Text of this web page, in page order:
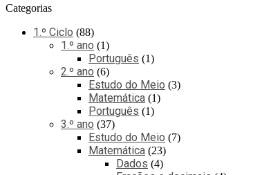
Categorias
1.º Ciclo 88
1.º ano 1
Português 1
2.º ano 6
Estudo do Meio 3
Matemática 1
Português 1
3.º ano 37
Estudo do Meio 7
Matemática 23
Dados 4